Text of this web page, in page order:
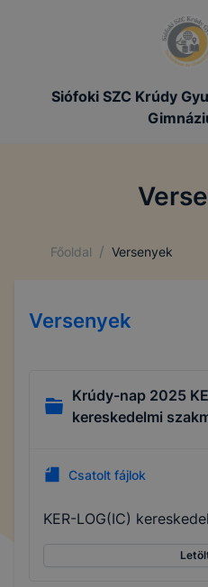
Siófoki SZC Krúdy
Főoldal / Versenyek
Versenyek
Krúdy-nap 2025
kereskedelmi
Csatolt fájlok
KER-LOG(IC)